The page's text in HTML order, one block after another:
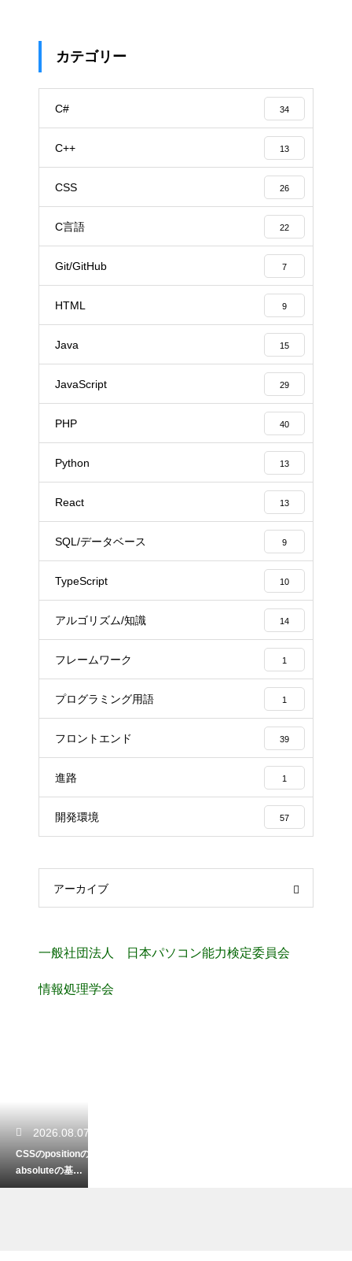
カテゴリー
C# 34
C++ 13
CSS 26
C言語 22
Git/GitHub 7
HTML 9
Java 15
JavaScript 29
PHP 40
Python 13
React 13
SQL/データベース 9
TypeScript 10
アルゴリズム/知識 14
フレームワーク 1
プログラミング用語 1
フロントエンド 39
進路 1
開発環境 57
アーカイブ
一般社団法人 日本パソコン能力検定委員会
情報処理学会
2026.08.07
CSSのpositionの
absoluteの基
準！絶対配置の